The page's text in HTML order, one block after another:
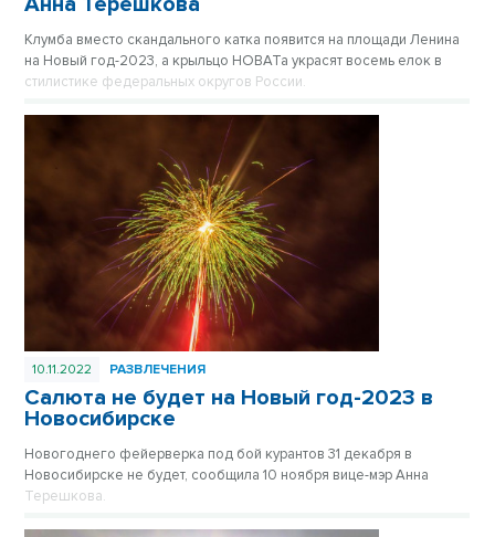
Клумба вместо скандального катка появится на площади Ленина
на Новый год-2023, а крыльцо НОВАТа украсят восемь елок в
стилистике федеральных округов России.
10.11.2022 РАЗВЛЕЧЕНИЯ
Салюта не будет на Новый год-2023 в
Новосибирске
Новогоднего фейерверка под бой курантов 31 декабря в
Новосибирске не будет, сообщила 10 ноября вице-мэр Анна
Терешкова.